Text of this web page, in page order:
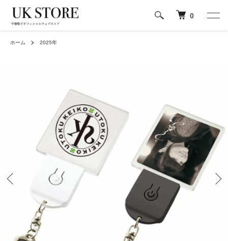
0
ホーム 2025年